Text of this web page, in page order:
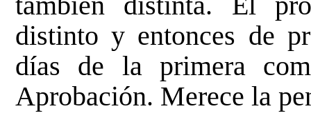
distinto y entonces de
días de la primera
Aprobación. Merece la